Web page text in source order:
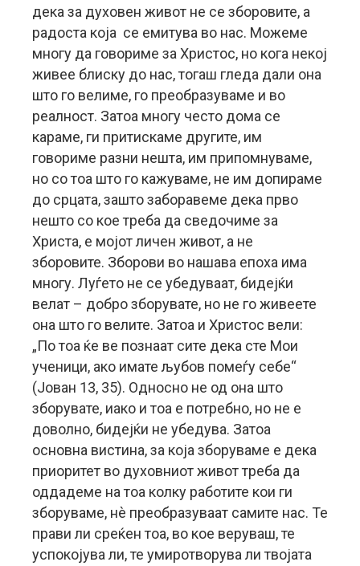
дека за духовен живот не се зборовите, а
радоста која се емитува во нас. Можеме
многу да говориме за Христос, но кога некој
живее блиску до нас, тогаш гледа дали она
што го велиме, го преобразуваме и во
реалност. Затоа многу често дома се
караме, ги притискаме другите, им
говориме разни нешта, им припомнуваме,
но со тоа што го кажуваме, не им допираме
до срцата, зашто заборавеме дека прво
нешто со кое треба да сведочиме за
Христа, е мојот личен живот, а не
зборовите. Зборови во нашава епоха има
многу. Луѓето не се убедуваат, бидејќи
велат – добро зборувате, но не го живеете
она што го велите. Затоа и Христос вели:
„По тоа ќе ве познаат сите дека сте Мои
ученици, ако имате љубов помеѓу себе“
(Јован 13, 35). Односно не од она што
зборувате, иако и тоа е потребно, но не е
доволно, бидејќи не убедува. Затоа
основна вистина, за која зборуваме е дека
приоритет во духовниот живот треба да
оддадеме на тоа колку работите кои ги
зборуваме, нè преобразуваат самите нас. Те
прави ли среќен тоа, во кое веруваш, те
успокојува ли, те умиротворува ли твојата